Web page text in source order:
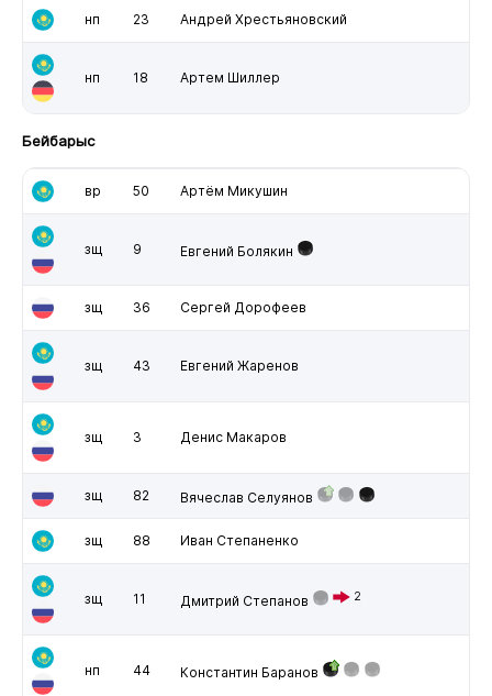
нп 23 Андрей Хрестьяновский
нп 18 Артем Шиллер
Бейбарыс
вр 50 Артём Микушин
зщ 9 Евгений Болякин
зщ 36 Сергей Дорофеев
зщ 43 Евгений Жаренов
зщ 3 Денис Макаров
зщ 82 Вячеслав Селуянов
зщ 88 Иван Степаненко
зщ 11 Дмитрий Степанов 2
нп 44 Константин Баранов